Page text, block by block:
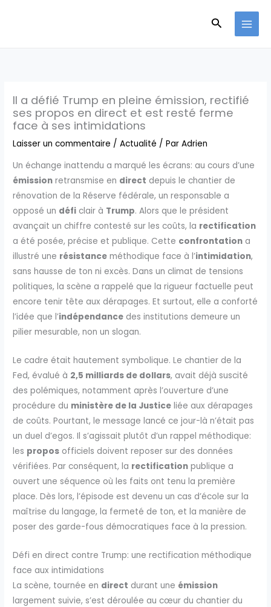
Il a défié Trump en pleine émission, rectifié
ses propos en direct et est resté ferme
face à ses intimidations
Laisser un commentaire /Actualité / ParAdrien
Un échange inattendu a marqué les écrans: au cours d’une
émission retransmise en direct depuis le chantier de
rénovation de la Réserve fédérale, un responsable a
opposé un défi clair à Trump. Alors que le président
avançait un chiffre contesté sur les coûts, la rectification
a été posée, précise et publique. Cette confrontation a
illustré une résistance méthodique face à l’intimidation,
sans hausse de ton ni excès. Dans un climat de tensions
politiques, la scène a rappelé que la rigueur factuelle peut
encore tenir tête aux dérapages. Et surtout, elle a conforté
l’idée que l’indépendance des institutions demeure un
pilier mesurable, non un slogan.
Le cadre était hautement symbolique. Le chantier de la
Fed, évalué à 2,5 milliards de dollars, avait déjà suscité
des polémiques, notamment après l’ouverture d’une
procédure du ministère de la Justice liée aux dérapages
de coûts. Pourtant, le message lancé ce jour-là n’était pas
un duel d’egos. Il s’agissait plutôt d’un rappel méthodique:
les propos officiels doivent reposer sur des données
vérifiées. Par conséquent, la rectification publique a
ouvert une séquence où les faits ont tenu la première
place. Dès lors, l’épisode est devenu un cas d’école sur la
maîtrise du langage, la fermeté de ton, et la manière de
poser des garde-fous démocratiques face à la pression.
Défi en direct contre Trump: une rectification méthodique
face aux intimidations
La scène, tournée en direct durant une émission
largement suivie, s’est déroulée au cœur du chantier du